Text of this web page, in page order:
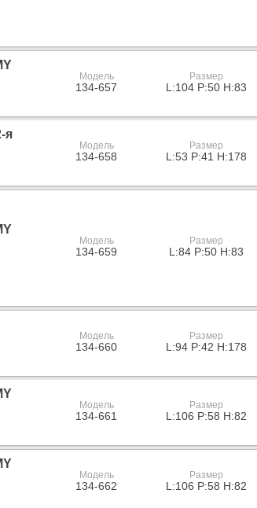
Модель
134-657
Размер
L:104 P:50 H:83
я
Модель
134-658
Размер
L:53 P:41 H:178
Модель
134-659
Размер
L:84 P:50 H:83
Модель
134-660
Размер
L:94 P:42 H:178
Модель
134-661
Размер
L:106 P:58 H:82
Модель
134-662
Размер
L:106 P:58 H:82